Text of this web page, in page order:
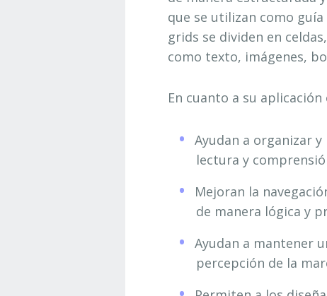
que se utilizan como
grids se dividen en
como texto, imágenes,
En cuanto a su
Ayudan a organizar
lectura y
Mejoran la
de manera lógica y
Ayudan a mantener
percepción de la